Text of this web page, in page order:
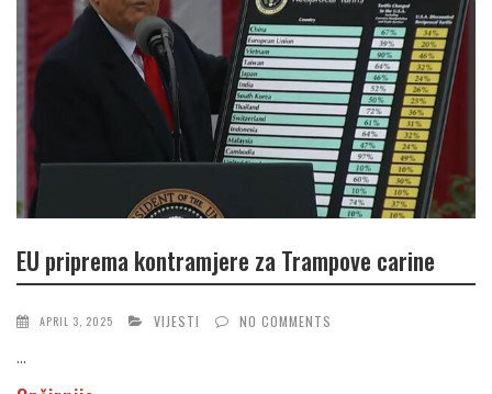
EU priprema kontramjere za Trampove carine
APRIL 3, 2025 VIJESTI NO COMMENTS
...